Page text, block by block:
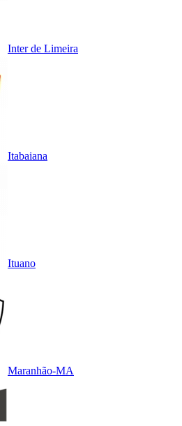
Inter de Limeira
Itabaiana
Ituano
Maranhão-MA